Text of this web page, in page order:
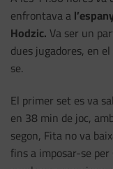
enfrontava a
Hodzic.Va ser un
dues jugadores, en
se.
El primer set es va
en 38 min de joc,
segon, Fita no va
fins a imposar-se